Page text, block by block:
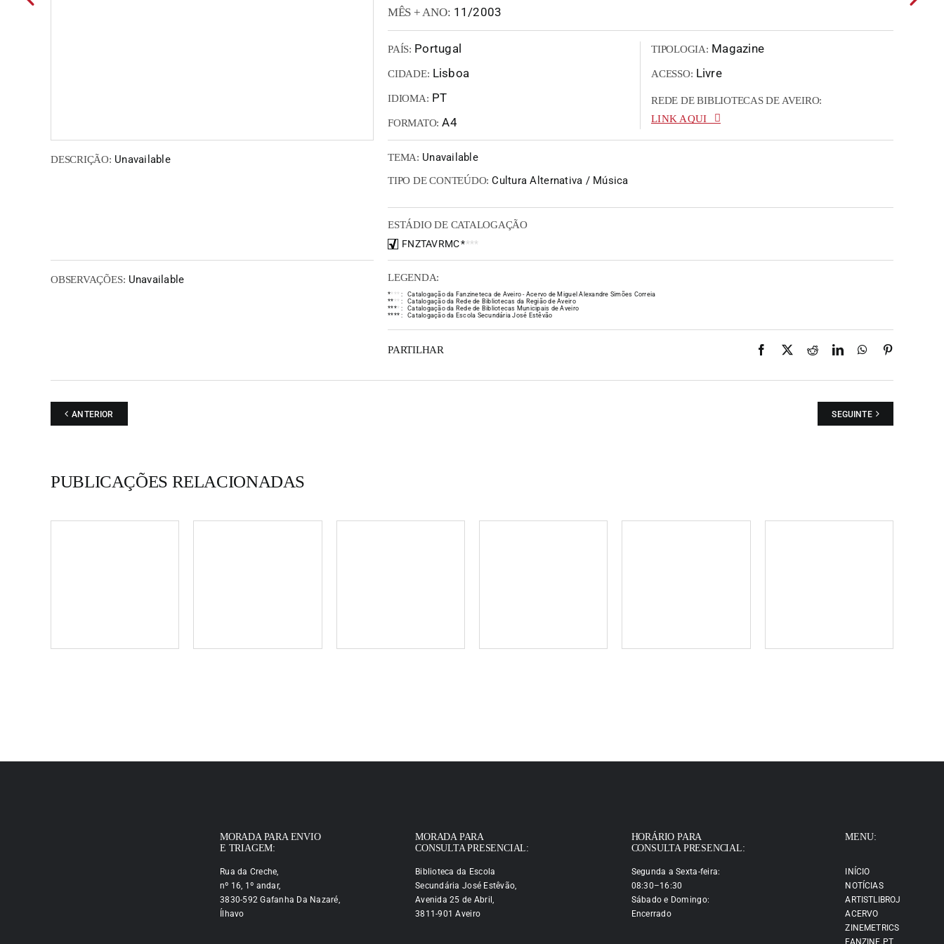
MÊS + ANO: 11/2003
PAÍS: Portugal
CIDADE: Lisboa
IDIOMA: PT
FORMATO: A4
TIPOLOGIA: Magazine
ACESSO: Livre
REDE DE BIBLIOTECAS DE AVEIRO:
LINK AQUI
DESCRIÇÃO: Unavailable TEMA: Unavailable
TIPO DE CONTEÚDO: Cultura Alternativa / Música
ESTÁDIO DE CATALOGAÇÃO
FNZTAVRMC****
OBSERVAÇÕES: Unavailable LEGENDA:
** * * :
Catalogação da Fanzineteca de Aveiro - Acervo de Miguel Alexandre Simões Correia
** * * :
Catalogação da Rede de Bibliotecas da Região de Aveiro
**** :
Catalogação da Rede de Bibliotecas Municipais de Aveiro
**** : Catalogação da Escola Secundária José Estêvão
PARTILHAR Facebook
X RedditLinkedInWhatsApp
ANTERIOR SEGUINTE
PUBLICAÇÕES RELACIONADAS
MORADA PARA ENVIO
E TRIAGEM:
Rua da Creche,
nº 16, 1º andar,
3830-592 Gafanha Da Nazaré,
Ílhavo
MORADA PARA
CONSULTA PRESENCIAL:
Biblioteca da Escola
Secundária José Estêvão,
Avenida 25 de Abril,
3811-901 Aveiro
HORÁRIO PARA
CONSULTA PRESENCIAL:
Segunda a Sexta-feira:
08:30–16:30
Sábado e Domingo:
Encerrado
MENU:
INÍCIO
NOTÍCIAS
ARTISTLIBROJ
ACERVO
ZINEMETRICS